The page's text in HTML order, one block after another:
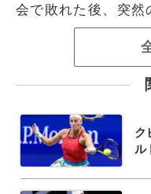
会で敗れた後、突然
ク
ル